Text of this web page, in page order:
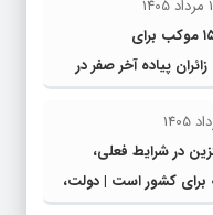
خراسان رضوی
1405
آمادگی بیش از ۱۵ موکب برای
پیاده آخر صفر در
در شرایط فعلی،
برای کشور است | دولت،